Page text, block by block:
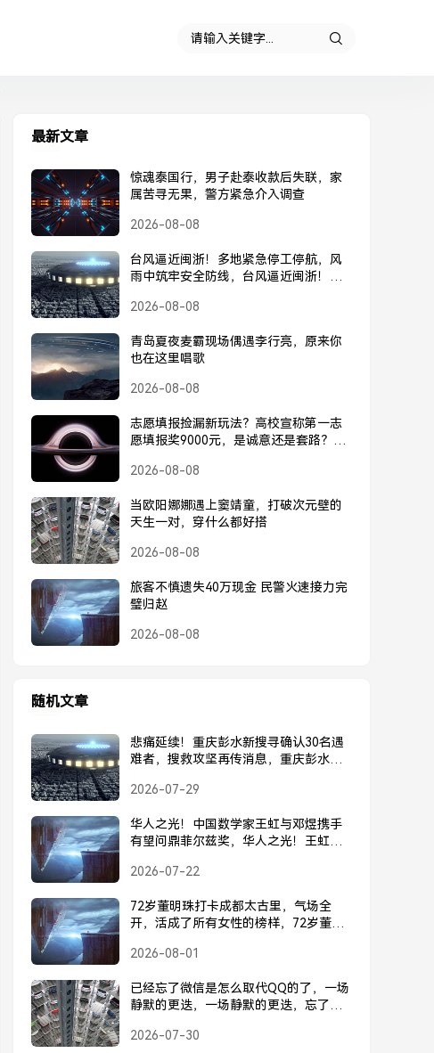
最新文章
惊魂泰国行，男子赴泰收款后失联，家
属苦寻无果，警方紧急介入调查
2026-08-08
台风逼近闽浙！多地紧急停工停航，风
雨中筑牢安全防线，台风逼近闽浙！多
2026-08-08
青岛夏夜麦霸现场偶遇李行亮，原来你
也在这里唱歌
2026-08-08
志愿填报捡漏新玩法？高校宣称第一志
愿填报奖9000元，是诚意还是套路？高
套路？
2026-08-08
当欧阳娜娜遇上窦靖童，打破次元壁的
天生一对，穿什么都好搭
2026-08-08
旅客不慎遗失40万现金 民警火速接力完
璧归赵
2026-08-08
随机文章
悲痛延续！重庆彭水新搜寻确认30名遇
难者，搜救攻坚再传消息，重庆彭水新
息
2026-07-29
华人之光！中国数学家王虹与邓煜携手
有望问鼎菲尔兹奖，华人之光！王虹邓
2026-07-22
72岁董明珠打卡成都太古里，气场全
开，活成了所有女性的榜样，72岁董明
女性榜样
2026-08-01
已经忘了微信是怎么取代QQ的了，一场
静默的更迭，一场静默的更迭，忘了微
2026-07-30